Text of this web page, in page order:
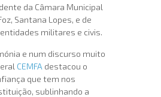
da Câmara Municipal
Santana Lopes, e de
militares e civis.
e num discurso muito
CEMFA destacou o
que tem nos
sublinhando a